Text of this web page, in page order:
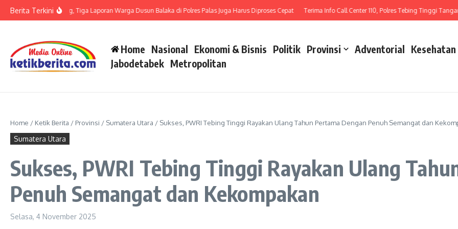
Berita Terkini
di Polsek Barteng, Tiga Laporan Warga Dusun Balaka di Polres Palas Juga Harus Diproses Cepat Terima Info Call Center 110, Polres Tebing Tinggi Tangani
Home Nasional Ekonomi & Bisnis Politik Provinsi Adventorial Kesehatan
Jabodetabek Metropolitan
Home / Ketik Berita / Provinsi / Sumatera Utara / Sukses, PWRI Tebing Tinggi Rayakan Ulang Tahun Pertama Dengan Penuh Semangat dan
Sumatera Utara
Sukses, PWRI Tebing Tinggi Rayakan Ulang
Penuh Semangat dan Kekompakan
Selasa, 4 November 2025